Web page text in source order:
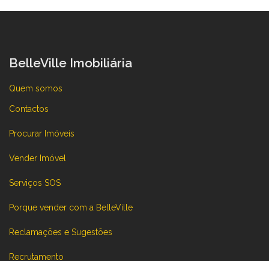
BelleVille Imobiliária
Quem somos
Contactos
Procurar Imóveis
Vender Imóvel
Serviços SOS
Porque vender com a BelleVille
Reclamações e Sugestões
Recrutamento